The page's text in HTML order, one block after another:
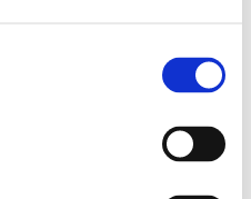
Formulario Civile,